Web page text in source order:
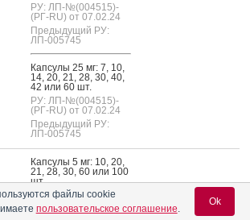
РУ: ЛП-№(004515)-
(РГ-RU) от 07.02.24
Предыдущий РУ:
ЛП-005745
Кап­су­лы 25 мг: 7, 10,
14, 20, 21, 28, 30, 40,
42 или 60 шт.
РУ: ЛП-№(004515)-
(РГ-RU) от 07.02.24
Предыдущий РУ:
ЛП-005745
Кап­су­лы 5 мг: 10, 20,
21, 28, 30, 60 или 100
шт.
РУ: ЛП-№(012255)-
(РГ-RU) от 27.10.25
файлы cookie
пользовательское соглашение.
Ok